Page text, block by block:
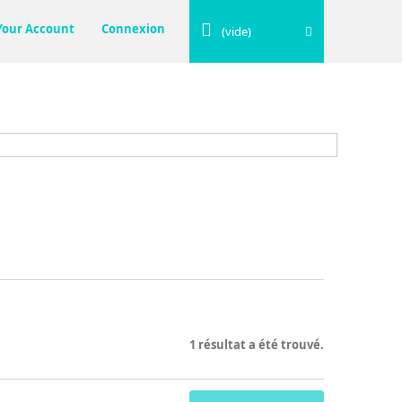
(vide)
Connexion
Account
1 résultat a été trouvé.